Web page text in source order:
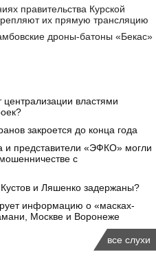
правительства Курской
их прямую трансляцию
дроны-батоны «Бекас»
властями
закроется до конца года
и представители «ЭФКО» могли
с
и Ляшенко задержаны?
информацию о «масках-
Москве и Воронеже
все слухи